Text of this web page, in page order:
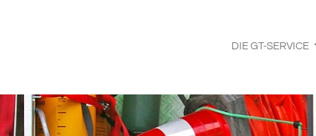
DIE GT-SERVICE